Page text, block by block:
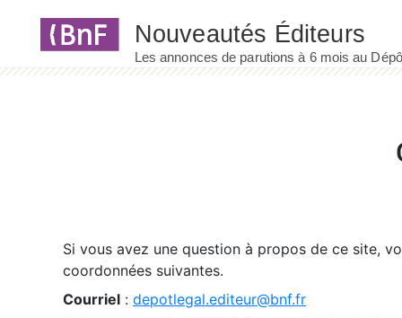
Si vous avez une question à propos de ce site,
coordonnées suivantes.
Courriel : depotlegal.editeur@bnf.fr